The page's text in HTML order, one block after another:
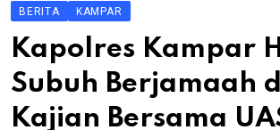
OLAHRAGA
PENDIDIKAN
BERITA KAMPAR
Kapolres Kampar
Subuh Berjamaah
Kajian Bersama